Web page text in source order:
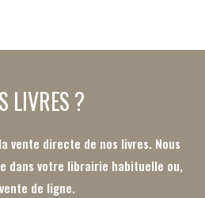
LIVRES ?
vente directe de nos livres. Nous
dans votre librairie habituelle ou,
de ligne.